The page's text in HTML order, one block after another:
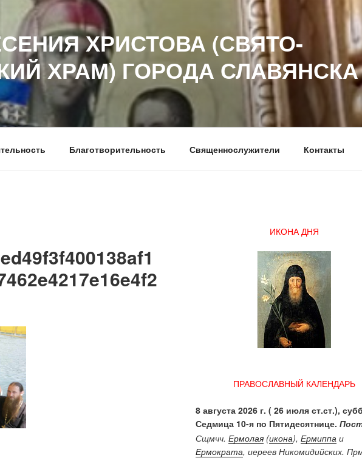
ХРИСТОВА (СВЯТО-
ХРАМ) ГОРОДА СЛАВЯНСКА
Благотворительность Священнослужители Контакты
ИКОНА ДНЯ
ПРАВОСЛАВНЫЙ КАЛЕНДАРЬ
8 августа 2026 г. ( 26 июля ст.ст.),
Седмица 10-я по Пятидесятнице.
Сщмчч. Ермолая(икона), Ермиппаи
Ермократа, иереев Никомидийских.